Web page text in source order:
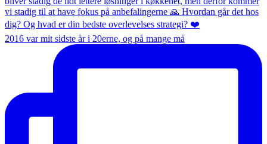
2016 var mit sidste år i 20erne, og på mange må